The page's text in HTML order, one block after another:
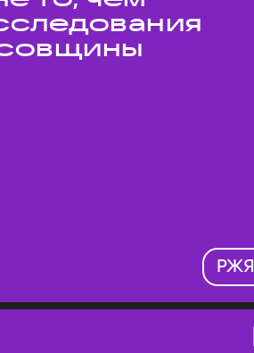
РЖЯ